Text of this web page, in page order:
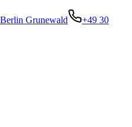
Berlin Grunewald
+49 30